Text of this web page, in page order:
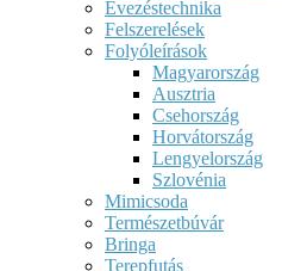
Evezéstechnika
Felszerelések
Folyóleírások
Magyarország
Ausztria
Csehország
Horvátország
Lengyelország
Szlovénia
Mimicsoda
Természetbúvár
Bringa
Terepfutás